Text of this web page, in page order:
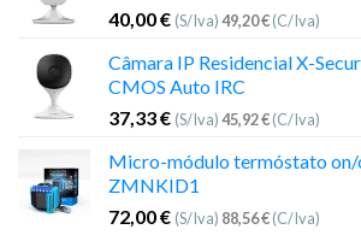
40,00€ (S/Iva)49,20€(C/Iva)
Câmara IP Residencial X-
CMOS Auto IRC
37,33€ (S/Iva)45,92€(C/Iva)
Micro-módulo termóstato
ZMNKID1
72,00€ (S/Iva) 88,56€(C/Iva)